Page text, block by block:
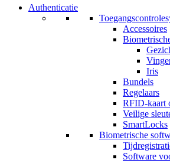
Authenticatie
Accessoires
Iris
Bundels
Regelaars
RFID-kaart
Veilige
SmartLocks
Biometrische
Software